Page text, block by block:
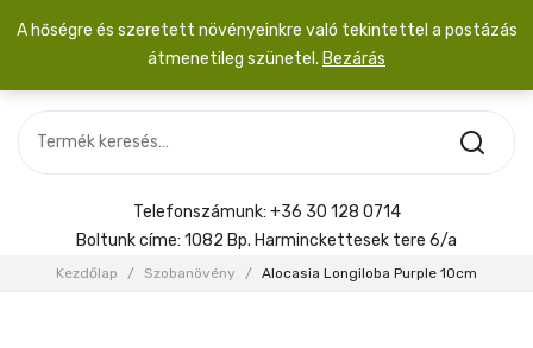
SZOBANÖVÉNY
KIEGÉSZÍTŐK
Menyasszonyi csokor
Telefonszámunk: +36 30 128 0714
Boltunk címe: 1082 Bp. Harminckettesek tere 6/a
Kezdőlap / Szobanövény / Alocasia Longiloba Purple 10cm
A hőségre és szeretett növényeinkre való tekintettel a postázás
átmenetileg szünetel. Bezárás